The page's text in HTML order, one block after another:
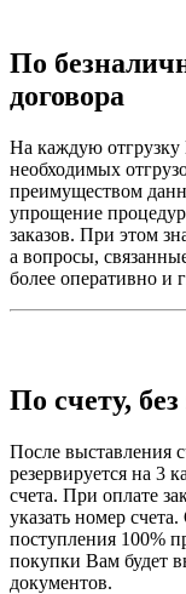
По
договора
На каждую отгрузку
необходимых
преимуществом
упрощение
заказов. При этом
а вопросы,
более оперативно и
По счету,
После выставления
резервируется на 3
счета. При оплате
указать номер
поступления 100%
покупки Вам будет
документов.